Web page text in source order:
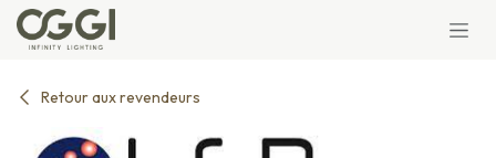
Se rendre au contenu
Retour aux revendeurs